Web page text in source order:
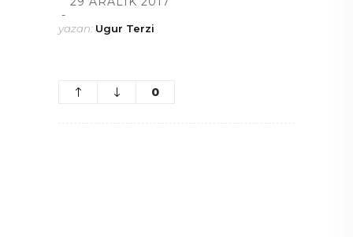
yazan: Ugur Terzi
0